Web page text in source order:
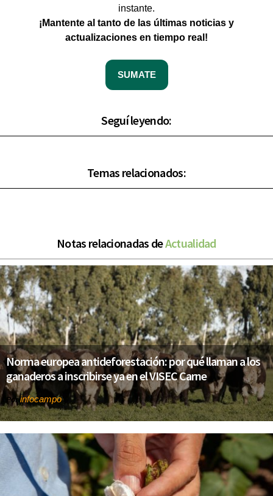
instante.
¡Mantente al tanto de las últimas noticias y
actualizaciones en tiempo real!
SUMATE
Seguí leyendo:
Temas relacionados:
Notas relacionadas deActualidad
Norma europea antideforestación: por qué llaman a los
ganaderos a inscribirse ya en el VISEC Carne
Porinfocampo